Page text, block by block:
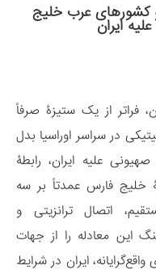
کشورهای عرب خلیج
ایران
فراتر از یک ستیزۀ صرفاً
در سراسر اوراسیا بدل
علیه ایران، رابطۀ
خلیج فارس عمدتاً بر سه
اتصال ترانزیتی و
این معادله را از جهات
ایران در شرایط